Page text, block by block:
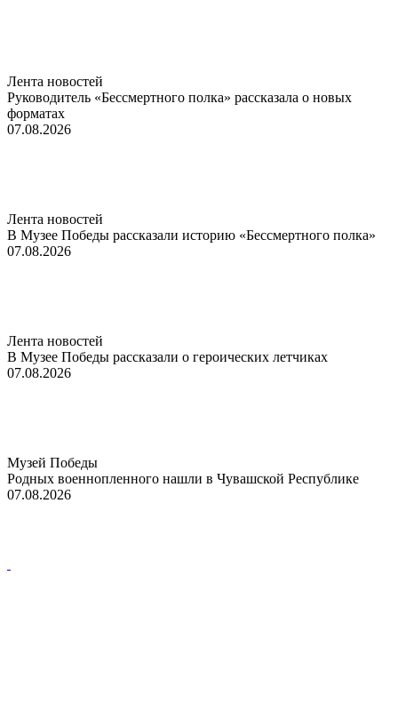
Лента новостей
Руководитель «Бессмертного полка» рассказала о новых
форматах
07.08.2026
Лента новостей
В Музее Победы рассказали историю «Бессмертного полка»
07.08.2026
Лента новостей
В Музее Победы рассказали о героических летчиках
07.08.2026
Музей Победы
Родных военнопленного нашли в Чувашской Республике
07.08.2026